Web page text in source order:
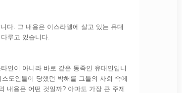
다. 그 내용은 이스라엘에 살고 있는 유대
루고 있습니다.
인이 아니라 바로 같은 동족인 유대인입니
도인들이 당했던 박해를 그들의 사회 속에
내용은 어떤 것일까? 아마도 가장 큰 주제